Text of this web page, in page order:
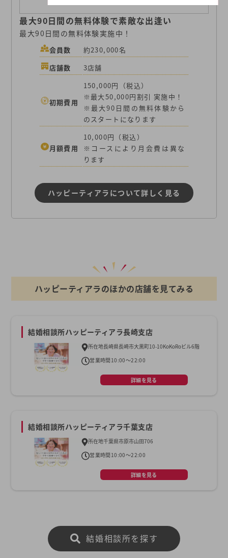
最大90日間の無料体験で素敵な出逢い
最大90日間の無料体験実施中！
会員数
約230,000名
店舗数
3店舗
初期費用
150,000円（税込）
※最大50,000円割引 実施中！
※最大90日間の無料体験から
のスタートになります
月額費用
10,000円（税込）
※コースにより月会費は異な
ります
ハッピーティアラについて詳しく見る
ハッピーティアラのほかの店舗を見てみる
結婚相談所ハッピーティアラ長崎支店
所在地長崎県長崎市大黒町10-10KoKoRoビル6階
営業時間 10:00～22:00
詳細を見る
結婚相談所ハッピーティアラ千葉支店
所在地千葉県市原市山田706
営業時間 10:00～22:00
詳細を見る
結婚相談所を探す